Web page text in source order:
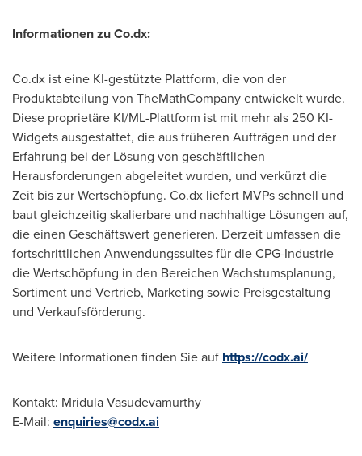
Informationen zu Co.dx:
Co.dx ist eine KI-gestützte Plattform, die von der
Produktabteilung von TheMathCompany entwickelt wurde.
Diese proprietäre KI/ML-Plattform ist mit mehr als 250 KI-
Widgets ausgestattet, die aus früheren Aufträgen und der
Erfahrung bei der Lösung von geschäftlichen
Herausforderungen abgeleitet wurden, und verkürzt die
Zeit bis zur Wertschöpfung. Co.dx liefert MVPs schnell und
baut gleichzeitig skalierbare und nachhaltige Lösungen auf,
die einen Geschäftswert generieren. Derzeit umfassen die
fortschrittlichen Anwendungssuites für die CPG-Industrie
die Wertschöpfung in den Bereichen Wachstumsplanung,
Sortiment und Vertrieb, Marketing sowie Preisgestaltung
und Verkaufsförderung.
Weitere Informationen finden Sie auf https://codx.ai/
Kontakt: Mridula Vasudevamurthy
E-Mail: enquiries@codx.ai